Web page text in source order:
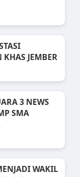
JEMBER
3 NEWS
SMA
WAKIL